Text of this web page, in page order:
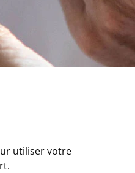
utiliser votre